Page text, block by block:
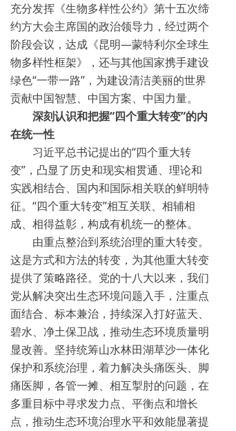
充分发挥《生物多样性公约》第十五次缔
约方大会主席国的政治领导力，经过两个
阶段会议，达成《昆明—蒙特利尔全球生
物多样性框架》，还与其他国家携手建设
绿色“一带一路”，为建设清洁美丽的世界
贡献中国智慧、中国方案、中国力量。
深刻认识和把握“四个重大转变”的内
在统一性
习近平总书记提出的“四个重大转
变”，凸显了历史和现实相贯通、理论和
实践相结合、国内和国际相关联的鲜明特
征。“四个重大转变”相互关联、相辅相
成、相得益彰，构成有机统一的整体。
由重点整治到系统治理的重大转变。
这是方式和方法的转变，为其他重大转变
提供了策略路径。党的十八大以来，我们
党从解决突出生态环境问题入手，注重点
面结合、标本兼治，持续深入打好蓝天、
碧水、净土保卫战，推动生态环境质量明
显改善。坚持统筹山水林田湖草沙一体化
保护和系统治理，着力解决头痛医头、脚
痛医脚，各管一摊、相互掣肘的问题，在
多重目标中寻求发力点、平衡点和增长
点，推动生态环境治理水平和效能显著提